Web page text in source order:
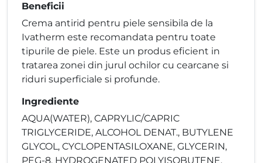
Beneficii
Crema antirid pentru piele sensibila de la
Ivatherm este recomandata pentru toate
tipurile de piele. Este un produs eficient in
tratarea zonei din jurul ochilor cu cearcane si
riduri superficiale si profunde.
Ingrediente
AQUA(WATER), CAPRYLIC/CAPRIC
TRIGLYCERIDE, ALCOHOL DENAT., BUTYLENE
GLYCOL, CYCLOPENTASILOXANE, GLYCERIN,
PEG-8, HYDROGENATED POLYISOBUTENE,